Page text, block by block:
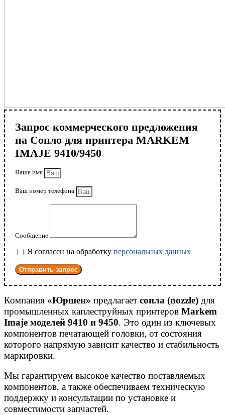
Запрос коммерческого предложения
на Сопло для принтера MARKEM
IMAJE 9410/9450
Ваше имя
Ваш номер телефона
Сообщение
Я согласен на обработку персональных данных
Отправить запрос
Компания «Юршен» предлагает сопла (nozzle) для
промышленных каплеструйных принтеров Markem
Imaje моделей 9410 и 9450. Это один из ключевых
компонентов печатающей головки, от состояния
которого напрямую зависит качество и стабильность
маркировки.
Мы гарантируем высокое качество поставляемых
компонентов, а также обеспечиваем техническую
поддержку и консультации по установке и
совместимости запчастей.